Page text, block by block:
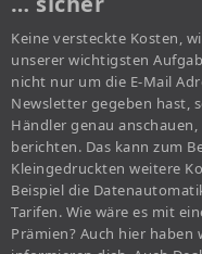
Keine versteckte Kosten,
unserer wichtigsten
nicht nur um die E-Mail
Newsletter gegeben hast,
Händler genau
berichten. Das kann zum
Kleingedruckten weitere
Beispiel die
Tarifen. Wie wäre es mit
Prämien? Auch hier